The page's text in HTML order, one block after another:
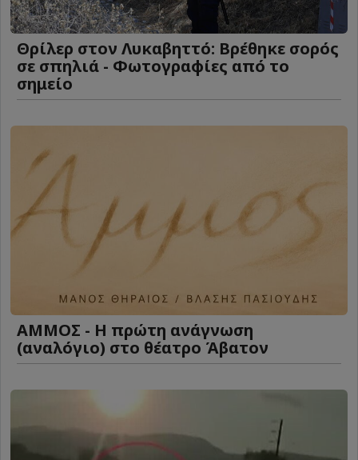
Θρίλερ στον Λυκαβηττό: Βρέθηκε σορός
σε σπηλιά - Φωτογραφίες από το
σημείο
ΑΜΜΟΣ - Η πρώτη ανάγνωση
(αναλόγιο) στο θέατρο Άβατον